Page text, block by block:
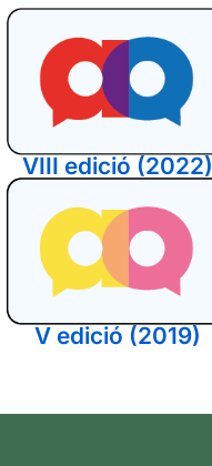
VIII edició (2022)
V edició (2019)